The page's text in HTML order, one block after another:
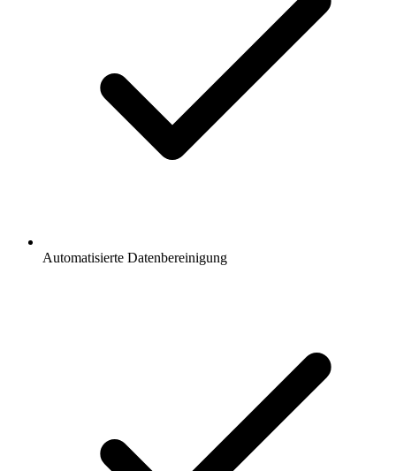
Automatisierte Datenbereinigung